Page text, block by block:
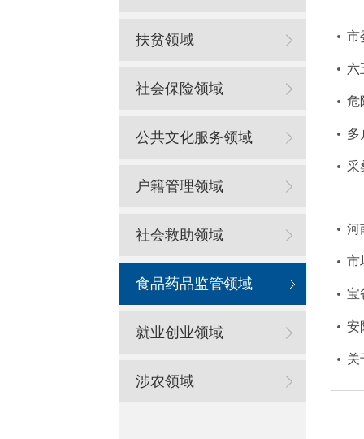
扶贫领域
社会保险领域
公共文化服务领域
户籍管理领域
社会救助领域
食品药品监管领域
就业创业领域
涉农领域
市
六
危
多
采
河
市
宝
安